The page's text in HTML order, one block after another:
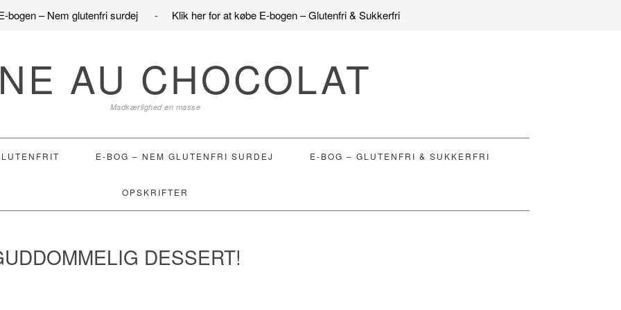
bogen – Nem glutenfri surdej - Klik her for at købe E-bogen – Glutenfri & Sukkerfri
AU CHOCOLAT
Madkærlighed en masse
E-BOG – NEM GLUTENFRI SURDEJ E-BOG – GLUTENFRI & SUKKERFRI
OPSKRIFTER
DESSERT!